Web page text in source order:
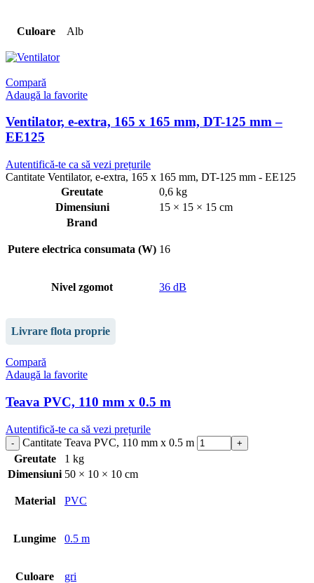
Culoare Alb
Compară
Adaugă la favorite
Ventilator, e-extra, 165 x 165 mm, DT-125 mm –
EE125
Autentifică-te ca să vezi prețurile
Cantitate Ventilator, e-extra, 165 x 165 mm, DT-125 mm - EE125
Greutate
0,6 kg
Dimensiuni
15 × 15 × 15 cm
Brand
Putere electrica consumata (W) 16
Nivel zgomot 36 dB
Livrare flota proprie
Compară
Adaugă la favorite
Teava PVC, 110 mm x 0.5 m
Autentifică-te ca să vezi prețurile
Cantitate Teava PVC, 110 mm x 0.5 m
Greutate
1 kg
Dimensiuni 50 × 10 × 10 cm
Material PVC
Lungime 0.5 m
Culoare gri